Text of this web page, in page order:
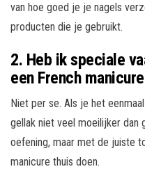
van hoe goed je je nagels
producten die je gebruikt.
2. Heb ik speciale
een French
Niet per se. Als je het
gellak niet veel moeilijker dan
oefening, maar met de juiste
manicure thuis doen.